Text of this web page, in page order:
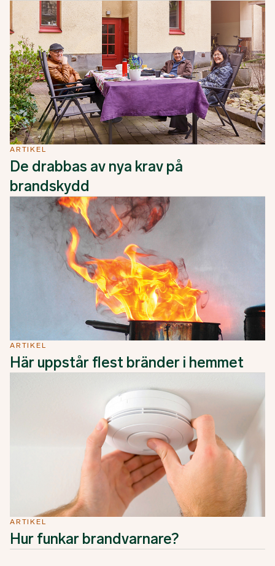
ARTIKEL
De drabbas av nya krav på
brandskydd
ARTIKEL
Här uppstår flest bränder i hemmet
ARTIKEL
Hur funkar brandvarnare?